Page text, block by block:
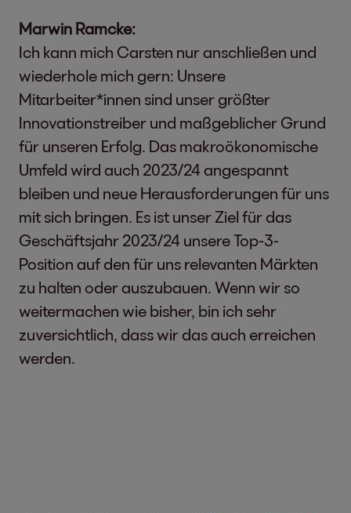
Marwin Ramcke:
Ich kann mich Carsten nur anschließen und
wiederhole mich gern: Unsere
Mitarbeiter*innen sind unser größter
Innovationstreiber und maßgeblicher Grund
für unseren Erfolg. Das makroökonomische
Umfeld wird auch 2023/24 angespannt
bleiben und neue Herausforderungen für uns
mit sich bringen. Es ist unser Ziel für das
Geschäftsjahr 2023/24 unsere Top-3-
Position auf den für uns relevanten Märkten
zu halten oder auszubauen. Wenn wir so
weitermachen wie bisher, bin ich sehr
zuversichtlich, dass wir das auch erreichen
werden.